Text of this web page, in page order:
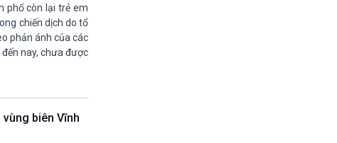
phố còn lại trẻ em
chiến dịch do tổ
phản ánh của các
nay, chưa được
biên Vĩnh